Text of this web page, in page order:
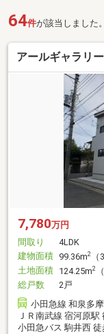
64件が該当しました。
アールギャラリ
7,780万円
間取り
4LDK
建物面積 99.36m2
土地面積 124.25m2
総戸数
2戸
小田急線 和泉多
ＪＲ南武線 宿河原駅
小田急バス 駒井西 徒